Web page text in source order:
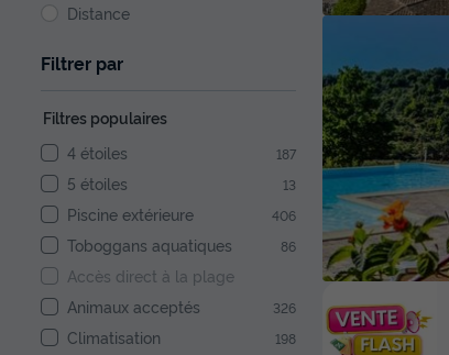
Distance
Filtrer par
Filtres populaires
4 étoiles
187
5 étoiles 13
Piscine extérieure 406
Toboggans aquatiques 86
Accès direct à la plage
Animaux acceptés
326
Climatisation 198